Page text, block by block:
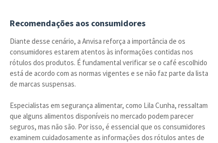
Recomendações aos consumidores
Diante desse cenário, a Anvisa reforça a importância de os
consumidores estarem atentos às informações contidas nos
rótulos dos produtos. É fundamental verificar se o café escolhido
está de acordo com as normas vigentes e se não faz parte da lista
de marcas suspensas.
Especialistas em segurança alimentar, como Lila Cunha, ressaltam
que alguns alimentos disponíveis no mercado podem parecer
seguros, mas não são. Por isso, é essencial que os consumidores
examinem cuidadosamente as informações dos rótulos antes de